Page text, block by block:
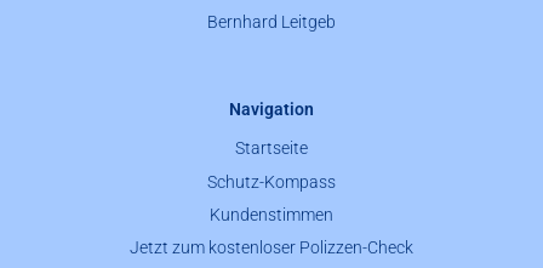
Bernhard Leitgeb
Navigation
Startseite
Schutz-Kompass
Kundenstimmen
Jetzt zum kostenloser Polizzen-Check